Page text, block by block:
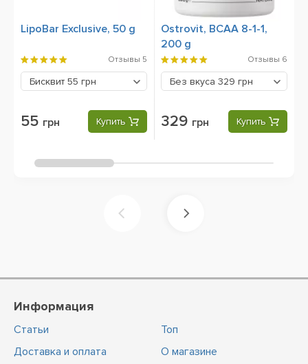
LipoBar Exclusive, 50 g
Отзывы 5
Бисквит 55 грн
55 грн Купить
Ostrovit, BCAA 8-1-1,
200 g
Отзывы 6
Без вкуса 329 грн
329 грн Купить
Информация
Статьи
Доставка и оплата
Топ
О магазине